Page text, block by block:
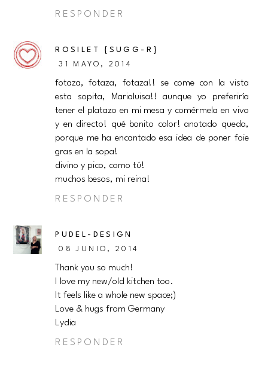
RESPONDER
ROSILET {SUGG-R}
31 MAYO, 2014
fotaza, fotaza, fotaza!! se come con la vista
esta sopita, Marialuisa!! aunque yo preferiría
tener el platazo en mi mesa y comérmela en vivo
y en directo! qué bonito color! anotado queda,
porque me ha encantado esa idea de poner foie
gras en la sopa!
divino y pico, como tú!
muchos besos, mi reina!
RESPONDER
PUDEL-DESIGN
08 JUNIO, 2014
Thank you so much!
I love my new/old kitchen too.
It feels like a whole new space;)
Love & hugs from Germany
Lydia
RESPONDER